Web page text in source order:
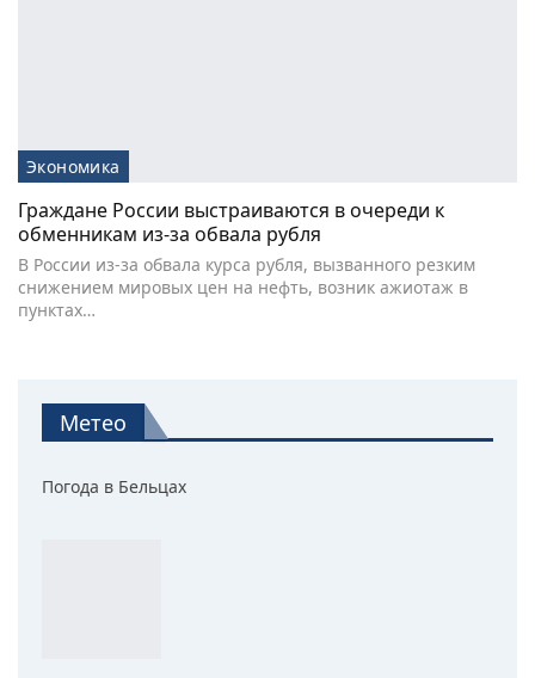
Экономика
Граждане России выстраиваются в очереди к
обменникам из-за обвала рубля
В России из-за обвала курса рубля, вызванного резким
снижением мировых цен на нефть, возник ажиотаж в
пунктах…
Метео
Погода в Бельцах